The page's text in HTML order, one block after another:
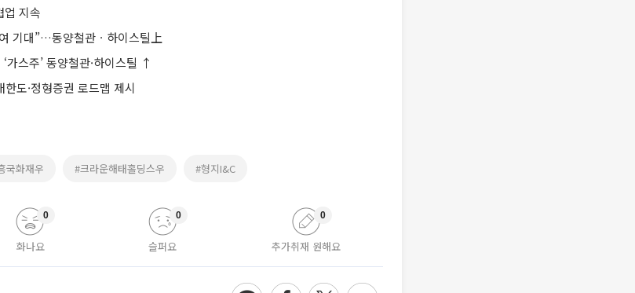
지속
기대”…동양철관ㆍ하이스틸上
가스주’ 동양철관·하이스틸 ↑
도·정형증권 로드맵 제시
국화재우 #크라운해태홀딩스우 #형지I&C
화나요
0
슬퍼요
0
추가취재 원해요
0